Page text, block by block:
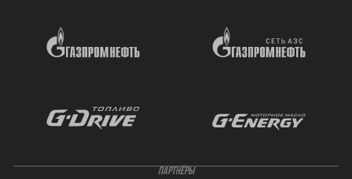
ПАРТНЁРЫ